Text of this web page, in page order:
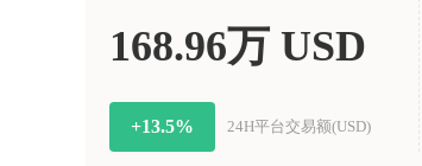
168.96万 USD
+13.5% 24H平台交易额(USD)